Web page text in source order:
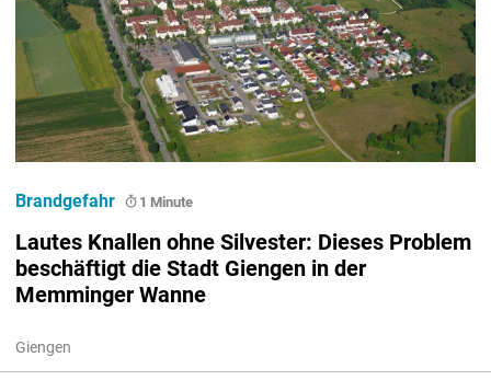
Lautes Knallen ohne Silvester: Dieses Problem
beschäftigt die Stadt Giengen in der
Memminger Wanne
Giengen
Brandgefahr 1 Minute